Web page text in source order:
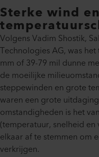
Sterke wind
Volgens Vadim Shostik,
Technologies AG, was
mm of 39-79 mil dunne
de moeilijke
steppewinden en grote
waren een grote
omstandigheden is het
(temperatuur, snelheid
elkaar af te stemmen om
verkrijgen.